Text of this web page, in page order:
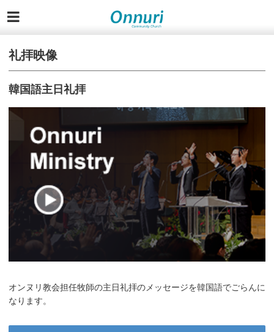
礼拝映像
韓国語主日礼拝
オンヌリ教会担任牧師の主日礼拝のメッセージを韓国語でごらんに
なります。